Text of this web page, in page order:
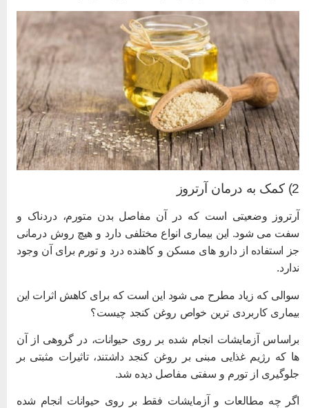
وضعیتی است که در آن مفاصل بدن متورم، دردناک و
می شود. این بیماری انواع مختلفی دارد و هیچ روش درمانی
استفاده از دارو های مسکن و کاهنده درد و تورم برای آن وجود
که زیاد مطرح می شود این است که برای کاهش اثرات این
کاربردی ترین خواص روغن کنجد چیست؟
آزمایشات انجام شده بر روی حیوانات، در گروهی از آن
که رژیم غذایی مبنی بر روغن کنجد داشتند، تاثیرات مثبتی بر
از تورم و سفتی مفاصل دیده شد.
چه مطالعات و آزمایشات فقط بر روی حیوانات انجام شده